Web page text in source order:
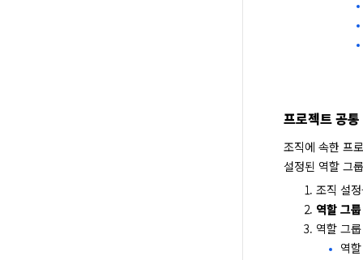
프로젝트 공
조직에 속한 프
설정된 역할 그
조직 설
역할 그
역할 그
역